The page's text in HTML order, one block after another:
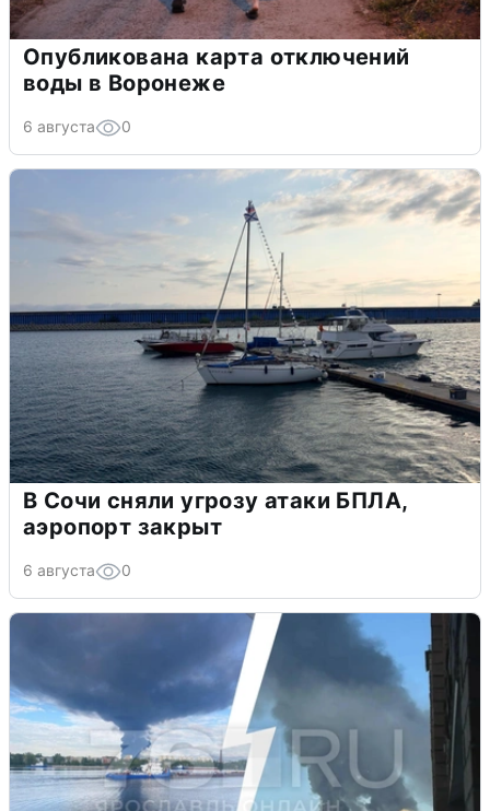
Опубликована карта отключений
воды в Воронеже
6 августа 0
В Сочи сняли угрозу атаки БПЛА,
аэропорт закрыт
6 августа 0